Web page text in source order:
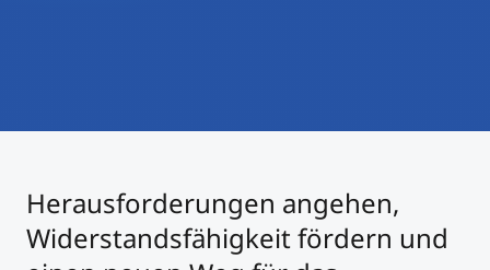
Micro Credentials
Masterclasses
Herausforderungen angehen,
Widerstandsfähigkeit fördern und